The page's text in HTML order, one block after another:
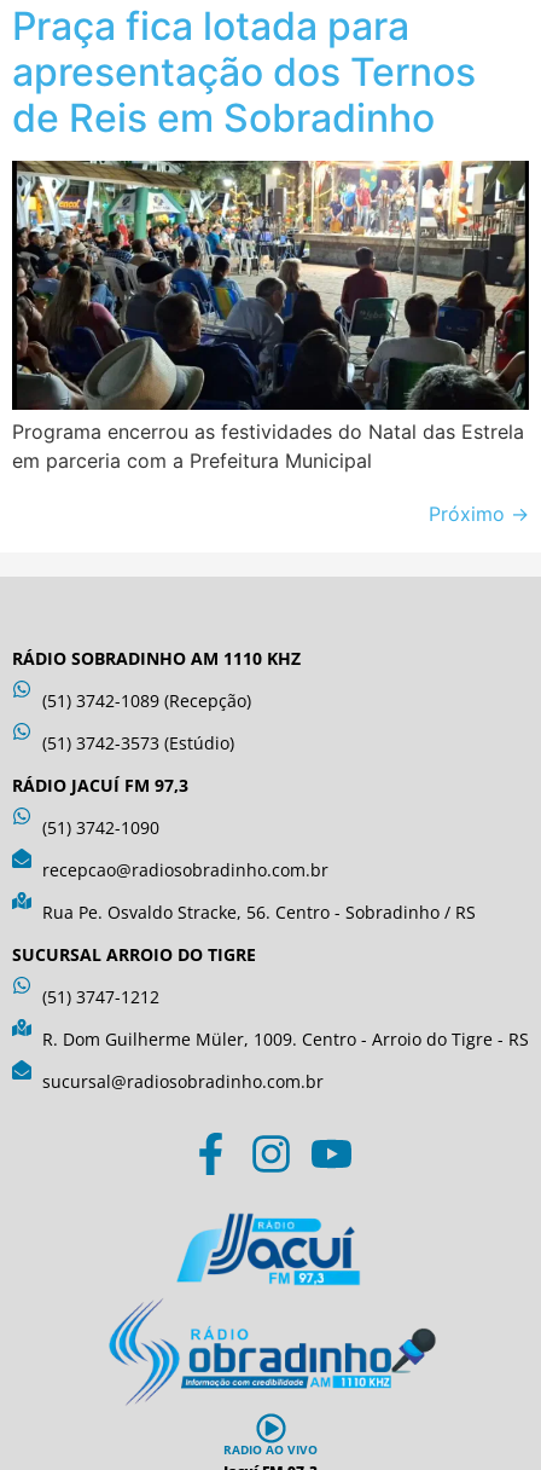
Praça fica lotada para
apresentação dos Ternos
de Reis em Sobradinho
Programa encerrou as festividades do Natal das Estrela
em parceria com a Prefeitura Municipal
Próximo →
RÁDIO SOBRADINHO AM 1110 KHZ
(51) 3742-1089 (Recepção)
(51) 3742-3573 (Estúdio)
RÁDIO JACUÍ FM 97,3
(51) 3742-1090
recepcao@radiosobradinho.com.br
Rua Pe. Osvaldo Stracke, 56. Centro - Sobradinho / RS
SUCURSAL ARROIO DO TIGRE
(51) 3747-1212
R. Dom Guilherme Müler, 1009. Centro - Arroio do Tigre - RS
sucursal@radiosobradinho.com.br
RADIO AO VIVO